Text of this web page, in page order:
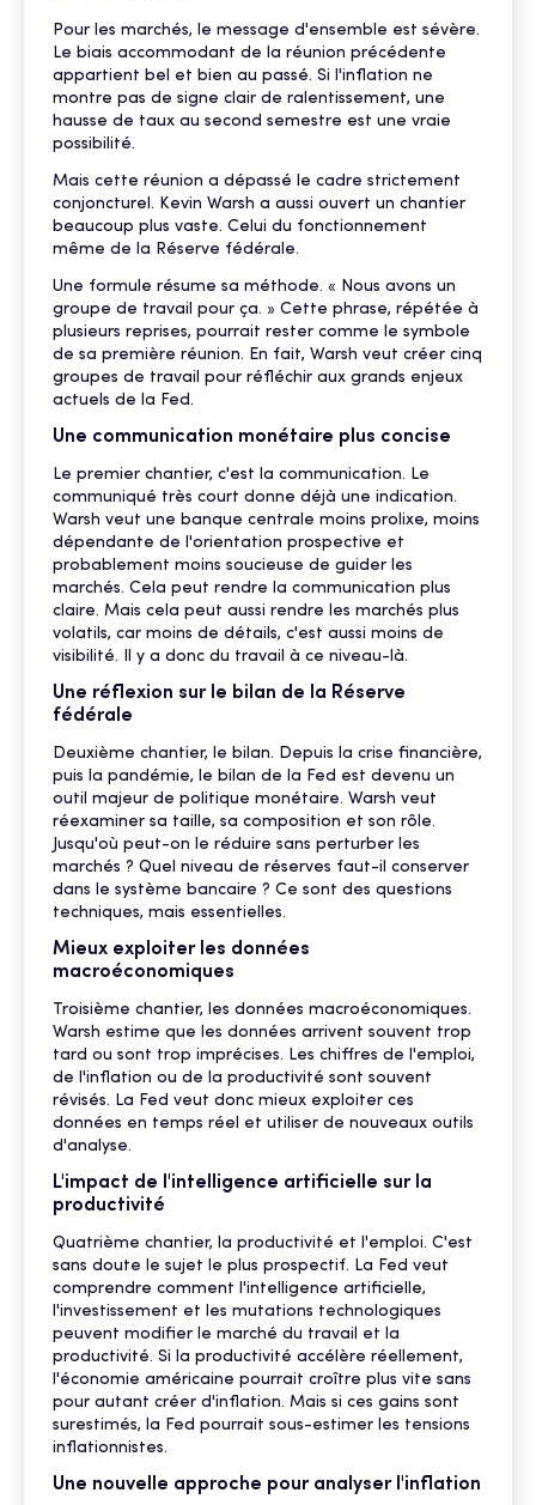
Pour les marchés, le message d'ensemble est sévère.
Le biais accommodant de la réunion précédente
appartient bel et bien au passé. Si l'inflation ne
montre pas de signe clair de ralentissement, une
hausse de taux au second semestre est une vraie
possibilité.
Mais cette réunion a dépassé le cadre strictement
conjoncturel. Kevin Warsh a aussi ouvert un chantier
beaucoup plus vaste. Celui du fonctionnement
même de la Réserve fédérale.
Une formule résume sa méthode. « Nous avons un
groupe de travail pour ça. » Cette phrase, répétée à
plusieurs reprises, pourrait rester comme le symbole
de sa première réunion. En fait, Warsh veut créer cinq
groupes de travail pour réfléchir aux grands enjeux
actuels de la Fed.
Une communication monétaire plus concise
Le premier chantier, c'est la communication. Le
communiqué très court donne déjà une indication.
Warsh veut une banque centrale moins prolixe, moins
dépendante de l'orientation prospective et
probablement moins soucieuse de guider les
marchés. Cela peut rendre la communication plus
claire. Mais cela peut aussi rendre les marchés plus
volatils, car moins de détails, c'est aussi moins de
visibilité. Il y a donc du travail à ce niveau-là.
Une réflexion sur le bilan de la Réserve
fédérale
Deuxième chantier, le bilan. Depuis la crise financière,
puis la pandémie, le bilan de la Fed est devenu un
outil majeur de politique monétaire. Warsh veut
réexaminer sa taille, sa composition et son rôle.
Jusqu'où peut-on le réduire sans perturber les
marchés ? Quel niveau de réserves faut-il conserver
dans le système bancaire ? Ce sont des questions
techniques, mais essentielles.
Mieux exploiter les données
macroéconomiques
Troisième chantier, les données macroéconomiques.
Warsh estime que les données arrivent souvent trop
tard ou sont trop imprécises. Les chiffres de l'emploi,
de l'inflation ou de la productivité sont souvent
révisés. La Fed veut donc mieux exploiter ces
données en temps réel et utiliser de nouveaux outils
d'analyse.
L'impact de l'intelligence artificielle sur la
productivité
Quatrième chantier, la productivité et l'emploi. C'est
sans doute le sujet le plus prospectif. La Fed veut
comprendre comment l'intelligence artificielle,
l'investissement et les mutations technologiques
peuvent modifier le marché du travail et la
productivité. Si la productivité accélère réellement,
l'économie américaine pourrait croître plus vite sans
pour autant créer d'inflation. Mais si ces gains sont
surestimés, la Fed pourrait sous-estimer les tensions
inflationnistes.
Une nouvelle approche pour analyser l'inflation